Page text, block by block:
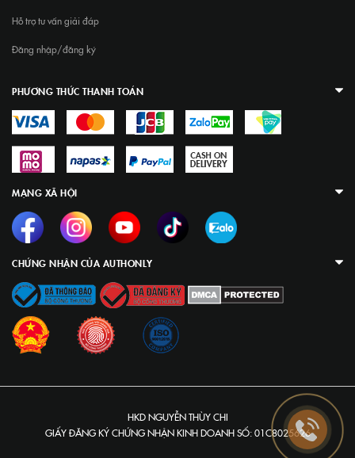
Hỗ trợ tư vấn giải đáp
Đăng nhập/đăng ký
PHƯƠNG THỨC THANH TOÁN
MẠNG XÃ HỘI
CHỨNG NHẬN CỦA AUTHONLY
HKD NGUYỄN THÙY CHI
GIẤY ĐĂNG KÝ CHỨNG NHẬN KINH DOANH SỐ: 01C8025626